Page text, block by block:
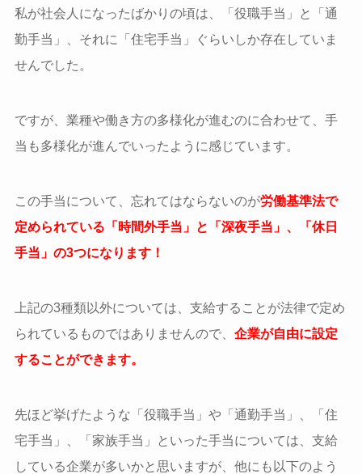
私が社会人になったばかりの頃は、「役職手当」と「通
勤手当」、それに「住宅手当」ぐらいしか存在していま
せんでした。
ですが、業種や働き方の多様化が進むのに合わせて、手
当も多様化が進んでいったように感じています。
この手当について、忘れてはならないのが労働基準法で
定められている「時間外手当」と「深夜手当」、「休日
手当」の3つになります！
上記の3種類以外については、支給することが法律で定め
られているものではありませんので、 企業が自由に設定
することができます。
先ほど挙げたような「役職手当」や「通勤手当」、「住
宅手当」、「家族手当」といった手当については、支給
している企業が多いかと思いますが、他にも以下のよう